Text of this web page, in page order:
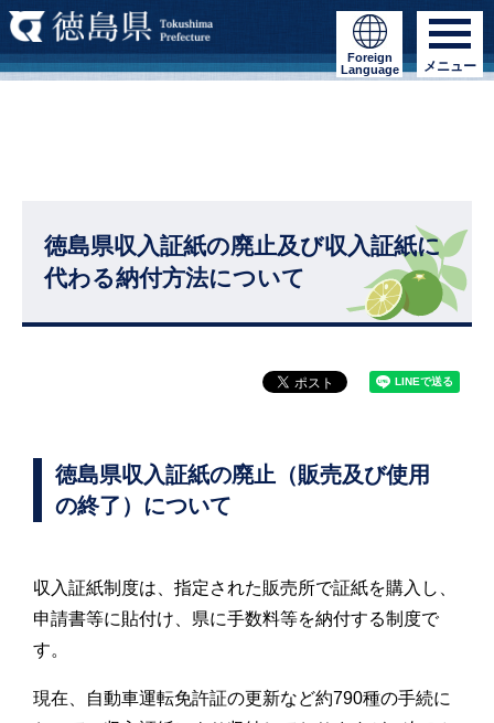
Foreign
Language
メニュー
徳島県収入証紙の廃止及び収入証紙に
代わる納付方法について
徳島県収入証紙の廃止（販売及び使用
の終了）について
収入証紙制度は、指定された販売所で証紙を購入し、
申請書等に貼付け、県に手数料等を納付する制度で
す。
現在、自動車運転免許証の更新など約790種の手続に